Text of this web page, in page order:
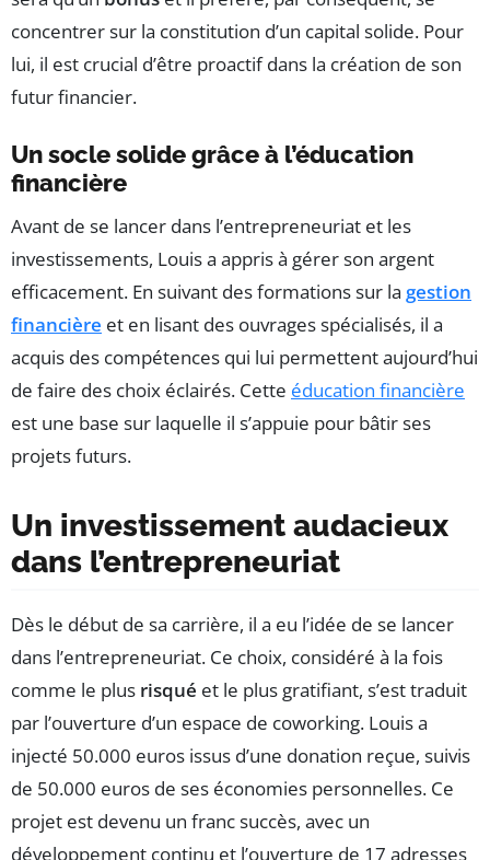
concentrer sur la constitution d’un capital solide. Pour
lui, il est crucial d’être proactif dans la création de son
futur financier.
Un socle solide grâce à l’éducation
financière
Avant de se lancer dans l’entrepreneuriat et les
investissements, Louis a appris à gérer son argent
efficacement. En suivant des formations sur la gestion
financière et en lisant des ouvrages spécialisés, il a
acquis des compétences qui lui permettent aujourd’hui
de faire des choix éclairés. Cette éducation financière
est une base sur laquelle il s’appuie pour bâtir ses
projets futurs.
Un investissement audacieux
dans l’entrepreneuriat
Dès le début de sa carrière, il a eu l’idée de se lancer
dans l’entrepreneuriat. Ce choix, considéré à la fois
comme le plus risqué et le plus gratifiant, s’est traduit
par l’ouverture d’un espace de coworking. Louis a
injecté 50.000 euros issus d’une donation reçue, suivis
de 50.000 euros de ses économies personnelles. Ce
projet est devenu un franc succès, avec un
développement continu et l’ouverture de 17 adresses